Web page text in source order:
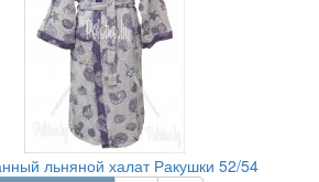
льняной халат Ракушки 52/54